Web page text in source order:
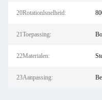
20Rotationlsnelheid:
21Toepassing:
22Materialen:
23Aanpassing: